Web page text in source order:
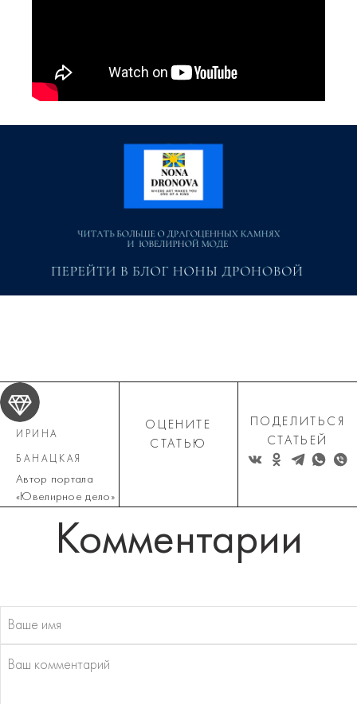
ИРИНА
БАНАЦКАЯ
Автор портала
«Ювелирное дело»
ОЦЕНИТЕ
СТАТЬЮ
ПОДЕЛИТЬСЯ
СТАТЬЕЙ
Комментарии